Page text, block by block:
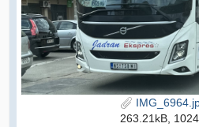
263.21kB,